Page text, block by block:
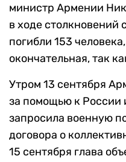
министр Армении
в ходе столкновений
погибли 153
окончательная, так
Утром 13 сентября
за помощью к России
запросила военную
договора о
15 сентября глава